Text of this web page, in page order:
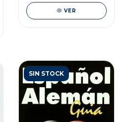
VER
SIN STOCK